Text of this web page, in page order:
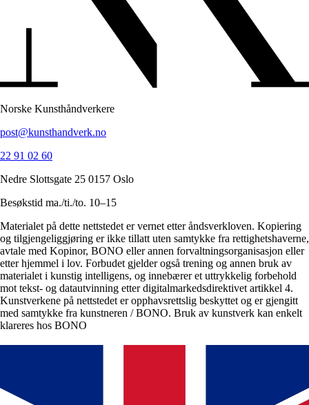
Norske Kunsthåndverkere
post@kunsthandverk.no
22 91 02 60
Nedre Slottsgate 25 0157 Oslo
Besøkstid ma./ti./to. 10–15
Materialet på dette nettstedet er vernet etter åndsverkloven. Kopiering
og tilgjengeliggjøring er ikke tillatt uten samtykke fra rettighetshaverne,
avtale med Kopinor, BONO eller annen forvaltningsorganisasjon eller
etter hjemmel i lov. Forbudet gjelder også trening og annen bruk av
materialet i kunstig intelligens, og innebærer et uttrykkelig forbehold
mot tekst- og datautvinning etter digitalmarkedsdirektivet artikkel 4.
Kunstverkene på nettstedet er opphavsrettslig beskyttet og er gjengitt
med samtykke fra kunstneren / BONO. Bruk av kunstverk kan enkelt
klareres hos BONO